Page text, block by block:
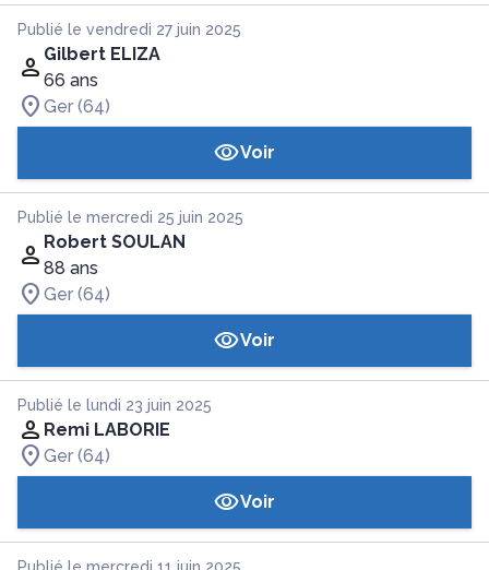
Publié le vendredi 27 juin 2025
Gilbert ELIZA
66 ans
Ger (64)
Voir
Publié le mercredi 25 juin 2025
Robert SOULAN
88 ans
Ger (64)
Voir
Publié le lundi 23 juin 2025
Remi LABORIE
Ger (64)
Voir